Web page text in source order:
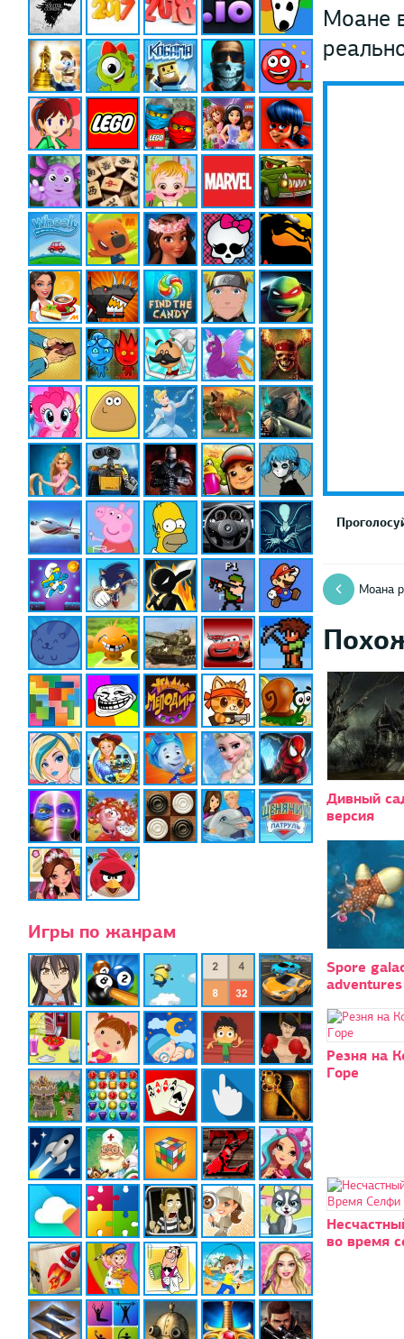
Игры по жанрам
Моане
Моана
Дивный
версия
Spore
adventures
Резня на
Горе
во время